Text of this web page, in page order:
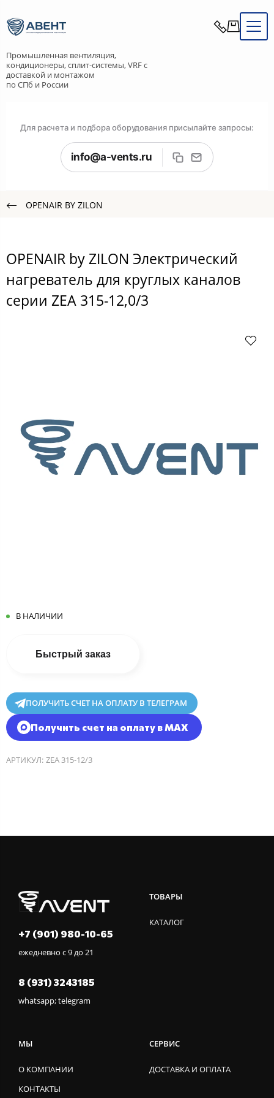
Промышленная вентиляция,
кондиционеры, сплит-системы, VRF с
доставкой и монтажом
по СПб и России
Для расчета и подбора оборудования присылайте запросы:
info@a-vents.ru
OPENAIR BY ZILON
OPENAIR by ZILON Электрический
нагреватель для круглых каналов
серии ZEA 315-12,0/3
В НАЛИЧИИ
Быстрый заказ
ПОЛУЧИТЬ СЧЕТ НА ОПЛАТУ В ТЕЛЕГРАМ
Получить счет на оплату в MAX
АРТИКУЛ: ZEA 315-12/3
+7 (901) 980-10-65
ежедневно с 9 до 21
8 (931) 3243185
whatsapp; telegram
ТОВАРЫ
КАТАЛОГ
МЫ
О КОМПАНИИ
КОНТАКТЫ
СЕРВИС
ДОСТАВКА И ОПЛАТА